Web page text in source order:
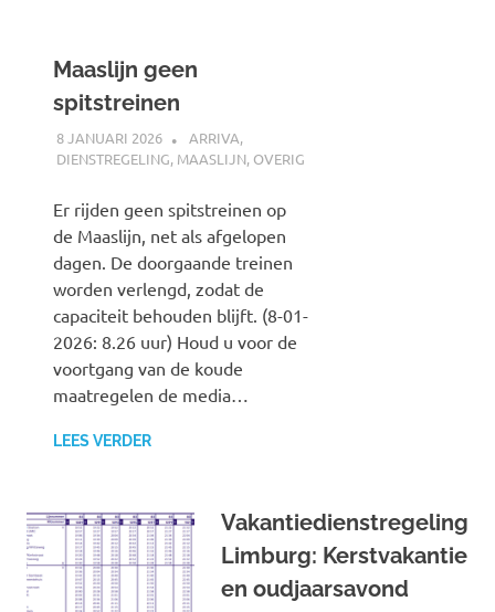
Maaslijn geen
spitstreinen
8 JANUARI 2026 SPOORZOEKER
ARRIVA,
DIENSTREGELING, MAASLIJN, OVERIG
Er rijden geen spitstreinen op
de Maaslijn, net als afgelopen
dagen. De doorgaande treinen
worden verlengd, zodat de
capaciteit behouden blijft. (8-01-
2026: 8.26 uur) Houd u voor de
voortgang van de koude
maatregelen de media…
LEES VERDER
Vakantiedienstregeling
Limburg: Kerstvakantie
en oudjaarsavond